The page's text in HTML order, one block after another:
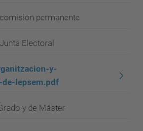
permanente
Electoral
y-
lepsem.pdf
y de Máster